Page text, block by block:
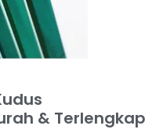
& Terlengkap